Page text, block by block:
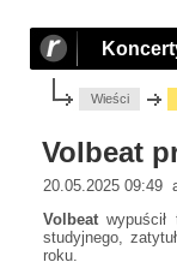
Wieści
Volbeat
20.05.2025 09:49
Volbeat
studyjnego,
roku.